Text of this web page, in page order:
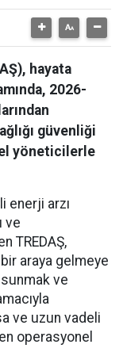
hayata
2026-
güvenliği
yöneticilerle
enerji arzı
ve
TREDAŞ,
araya gelmeye
sunmak ve
ve uzun vadeli
operasyonel